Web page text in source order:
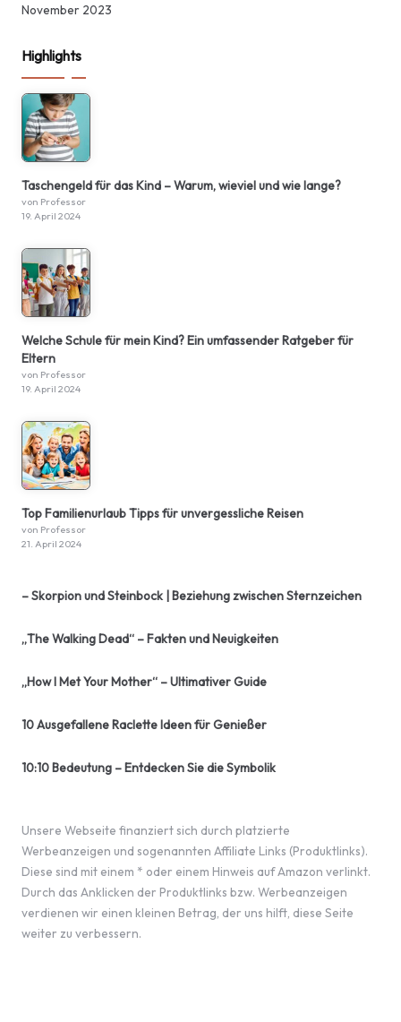
November 2023
Highlights
Taschengeld für das Kind – Warum, wieviel und wie lange?
von Professor
19. April 2024
Welche Schule für mein Kind? Ein umfassender Ratgeber für
Eltern
von Professor
19. April 2024
Top Familienurlaub Tipps für unvergessliche Reisen
von Professor
21. April 2024
– Skorpion und Steinbock | Beziehung zwischen Sternzeichen
„The Walking Dead“ – Fakten und Neuigkeiten
„How I Met Your Mother“ – Ultimativer Guide
10 Ausgefallene Raclette Ideen für Genießer
10:10 Bedeutung – Entdecken Sie die Symbolik
Unsere Webseite finanziert sich durch platzierte
Werbeanzeigen und sogenannten Affiliate Links (Produktlinks).
Diese sind mit einem * oder einem Hinweis auf Amazon verlinkt.
Durch das Anklicken der Produktlinks bzw. Werbeanzeigen
verdienen wir einen kleinen Betrag, der uns hilft, diese Seite
weiter zu verbessern.